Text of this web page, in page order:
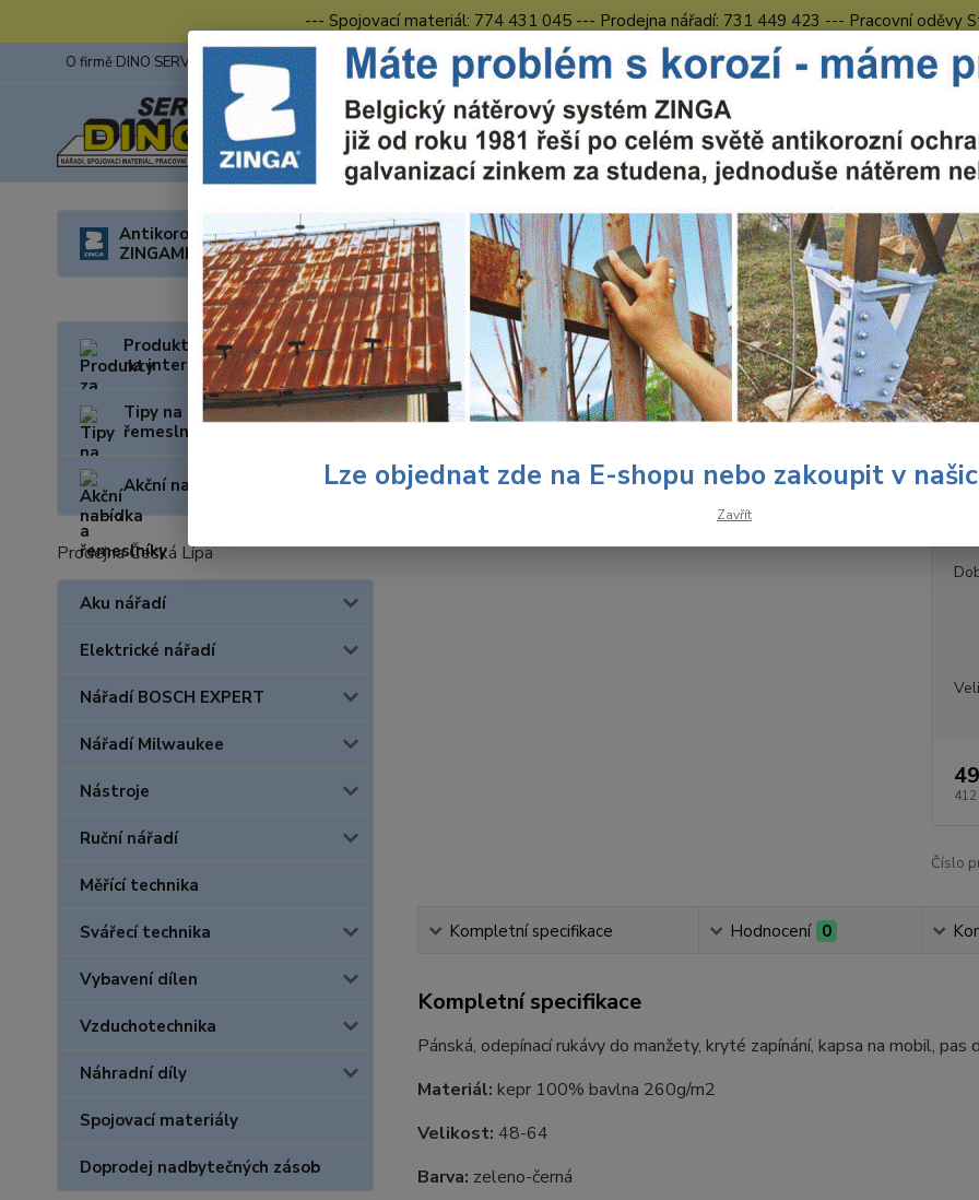
--- Spojovací materiál: 774 431 045 --- Prodejna nářadí: 731 449 423 --- Pracovní oděvy
O firmě DINO SERVIS s.r.o. ZINGA Fotogalerie z výstav Obchodní podmínky Kontakty Česká Lípa
Hledat 731
8.00
Antikorozní nátěry
ZINGAMETALL
Produkty za nejnižší cenu
na internetu
Tipy na dárky pro kutily a
řemeslníky
Akční nabídka
Prodejna Česká Lípa
Aku nářadí
Elektrické nářadí
Nářadí BOSCH EXPERT
Nářadí Milwaukee
Nástroje
Ruční nářadí
Měřící technika
Svářecí technika
Vybavení dílen
Vzduchotechnika
Náhradní díly
Spojovací materiály
Doprodej nadbytečných zásob
Úvod Ochranné pracovní prostředky Pracovní oděvy Blůzy
Montérková blůza zeleno-černá CXS
412
Číslo
Kompletní specifikace Hodnocení 0
Kompletní specifikace
Pánská, odepínací rukávy do manžety, kryté zapínání, kapsa na mobil, pas
Materiál: kepr 100% bavlna 260g/m2
Velikost: 48-64
Barva: zeleno-černá
Lze objednat zde na E-shopu nebo zakoupit v
Zavřít